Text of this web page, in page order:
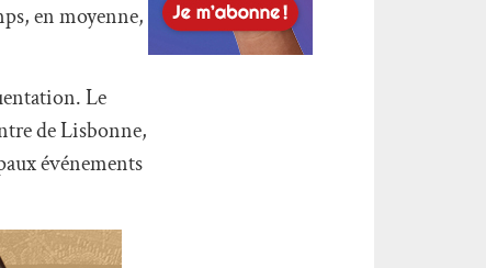
en moyenne,
Le
de Lisbonne,
événements